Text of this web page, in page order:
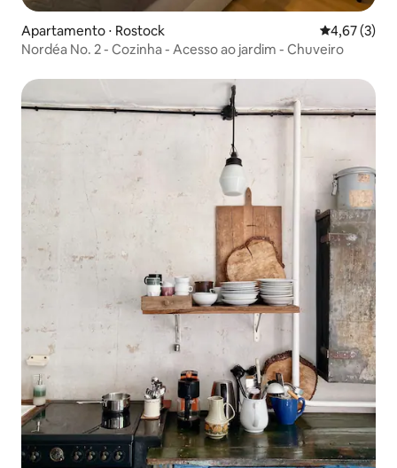
Apartamento ⋅ Rostock 4,67 de
4,67 (3)
Nordéa No. 2 - Cozinha - Acesso ao jardim - Chuveiro